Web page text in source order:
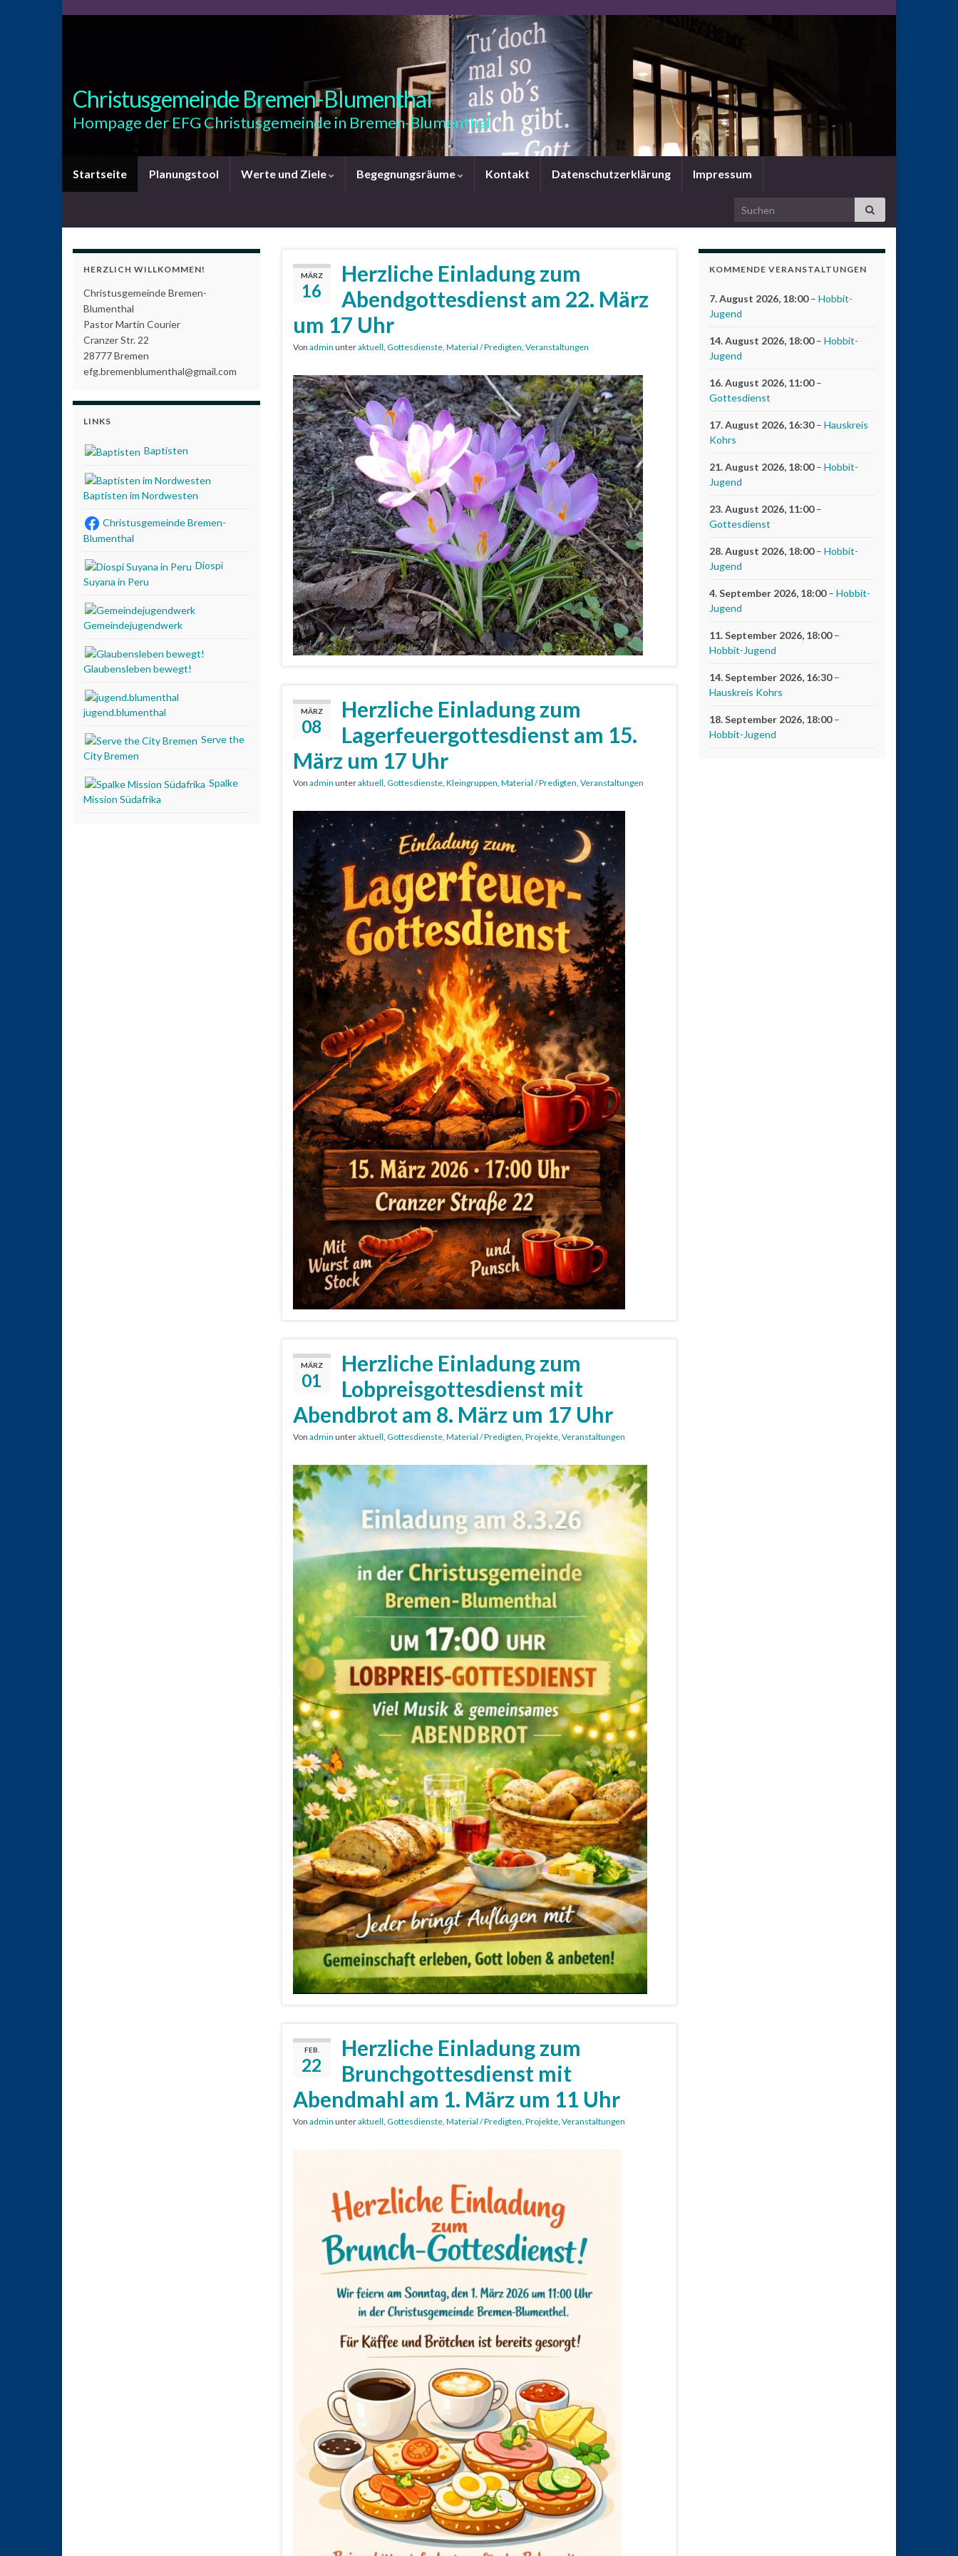
Christusgemeinde Bremen-Blumenthal
Hompage der EFG Christusgemeinde in Bremen-Blumenthal
Startseite Planungstool Werte und Ziele Begegnungsräume Kontakt Datenschutzerklärung Impressum
Search for:
MÄRZ
16
Herzliche Einladung zum
Abendgottesdienst am 22. März
um 17 Uhr
Von admin unteraktuell, Gottesdienste, Material / Predigten, Veranstaltungen
MÄRZ
08
Herzliche Einladung zum
Lagerfeuergottesdienst am 15.
März um 17 Uhr
Von admin unteraktuell Gottesdienste, Kleingruppen Material / Predigten Veranstaltungen
MÄRZ
01
Herzliche Einladung zum
Lobpreisgottesdienst mit
Abendbrot am 8. März um 17 Uhr
Von admin unteraktuell, Gottesdienste, Material / Predigten, Projekte, Veranstaltungen
FEB.
22
Herzliche Einladung zum
Brunchgottesdienst mit
Abendmahl am 1. März um 11 Uhr
Von admin unteraktuell Gottesdienste, Material / Predigten Projekte, Veranstaltungen
HERZLICH WILLKOMMEN!
Christusgemeinde Bremen-
Blumenthal
Pastor Martin Courier
Cranzer Str. 22
28777 Bremen
efg.bremenblumenthal@gmail.com
LINKS
Baptisten
Baptisten im Nordwesten
Christusgemeinde Bremen-
Blumenthal
Diospi
Suyana in Peru
Gemeindejugendwerk
Glaubensleben bewegt!
jugend.blumenthal
Serve the
City Bremen
Spalke
Mission Südafrika
KOMMENDE VERANSTALTUNGEN
7. August 2026, 18:00– Hobbit-
Jugend
14. August 2026, 18:00– Hobbit-
Jugend
16. August 2026, 11:00–
Gottesdienst
17. August 2026, 16:30– Hauskreis
Kohrs
21. August 2026, 18:00– Hobbit-
Jugend
23. August 2026, 11:00–
Gottesdienst
28. August 2026, 18:00– Hobbit-
Jugend
4. September 2026, 18:00– Hobbit-
Jugend
11. September 2026, 18:00–
Hobbit-Jugend
14. September 2026, 16:30–
Hauskreis Kohrs
18. September 2026, 18:00–
Hobbit-Jugend